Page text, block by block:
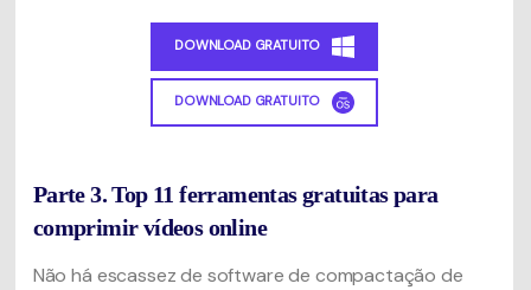
DOWNLOAD GRATUITO
DOWNLOAD GRATUITO
Parte 3. Top 11 ferramentas gratuitas para
comprimir vídeos online
Não há escassez de software de compactação de